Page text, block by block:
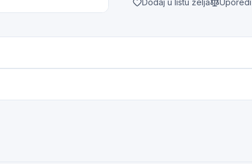
Dodaj u listu želja Uporedi